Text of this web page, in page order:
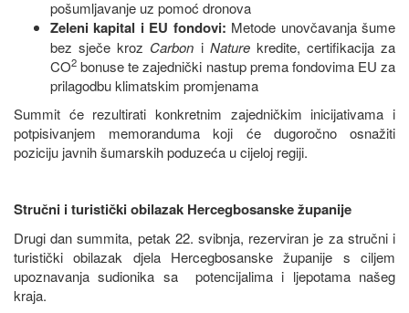
pošumljavanje uz pomoć dronova
Zeleni kapital i EU fondovi: Metode unovčavanja šume
bez sječe kroz Carbon i Naturekredite, certifikacija za
CO2 bonuse te zajednički nastup prema fondovima EU za
prilagodbu klimatskim promjenama
Summit će rezultirati konkretnim zajedničkim inicijativama i
potpisivanjem memoranduma koji će dugoročno osnažiti
poziciju javnih šumarskih poduzeća u cijeloj regiji.
Stručni i turistički obilazak Hercegbosanske županije
Drugi dan summita, petak 22. svibnja, rezerviran je za stručni i
turistički obilazak djela Hercegbosanske županije s ciljem
upoznavanja sudionika sa potencijalima i ljepotama našeg
kraja.